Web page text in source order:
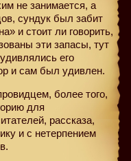
не занимается, а
сундук был забит
и стоит ли говорить,
эти запасы, тут
его
и сам был удивлен.
более того,
для
рассказа,
и с нетерпением